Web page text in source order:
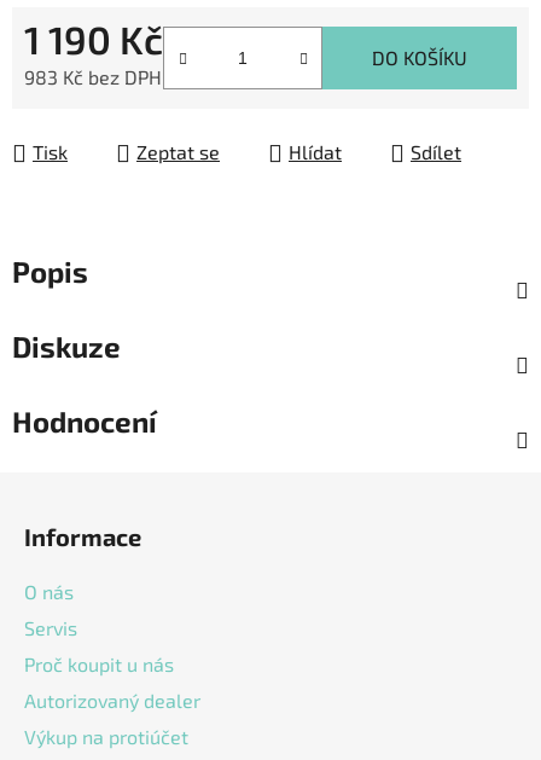
1 190 Kč
983 Kč bez DPH
DO KOŠÍKU
Tisk Zeptat se Hlídat Sdílet
Popis
Diskuze
Hodnocení
Informace
O nás
Servis
Proč koupit u nás
Autorizovaný dealer
Výkup na protiúčet